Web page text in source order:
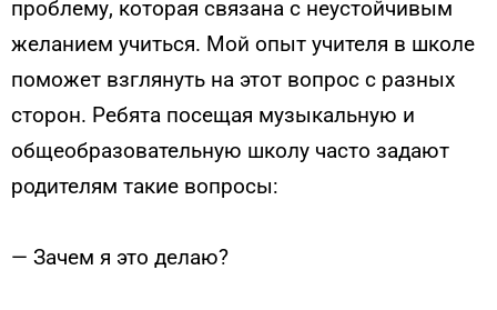
проблему, которая связана с неустойчивым
желанием учиться. Мой опыт учителя в школе
поможет взглянуть на этот вопрос с разных
сторон. Ребята посещая музыкальную и
общеобразовательную школу часто задают
родителям такие вопросы:
— Зачем я это делаю?